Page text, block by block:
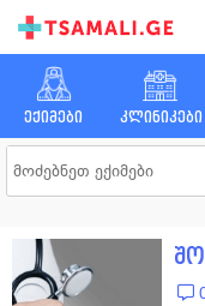
ექიმები კლინიკები